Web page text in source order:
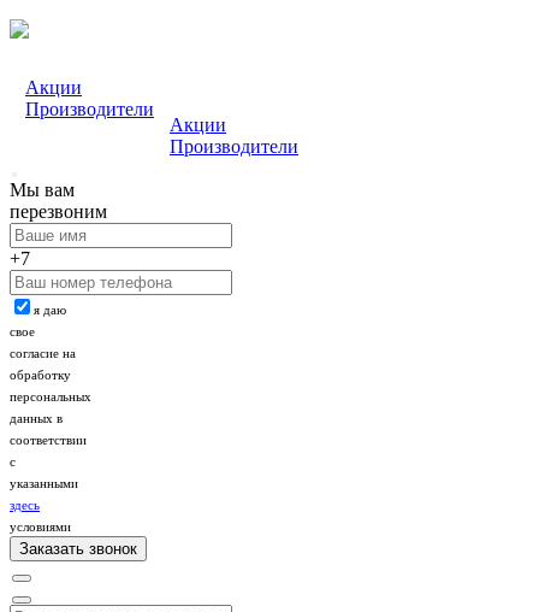
Акции
Производители
Акции
Производители
Мы вам
перезвоним
+7
я даю
свое
согласие на
обработку
персональных
данных в
соответствии
с
указанными
здесь
условиями